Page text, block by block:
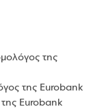
της
της Eurobank
Eurobank